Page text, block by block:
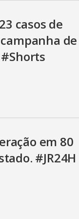
casos de
de
em 80
#JR24H